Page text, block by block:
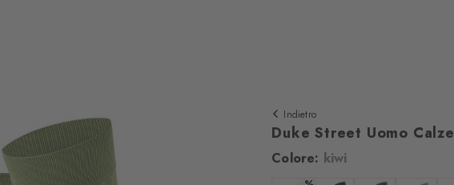
Abbiamo bisogno del Suo
Indietro
Duke Street Uomo Calze
Colore: kiwi